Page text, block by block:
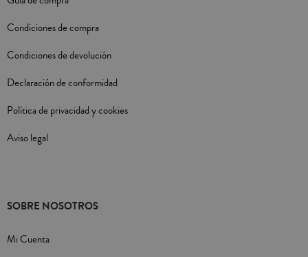
Condiciones de compra
Condiciones de devolución
Declaración de conformidad
Política de privacidad y cookies
Aviso legal
SOBRE NOSOTROS
Mi Cuenta